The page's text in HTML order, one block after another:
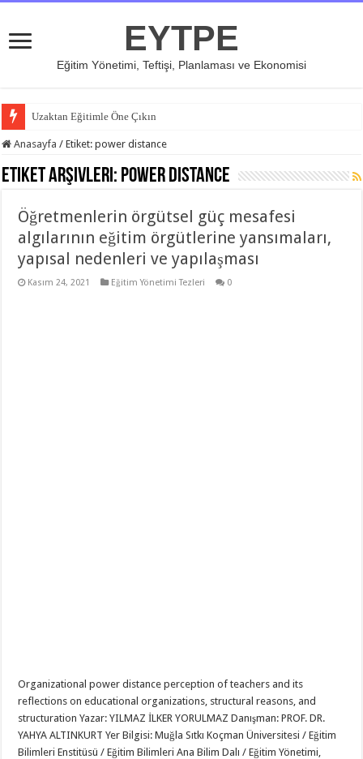
EYTPE
Eğitim Yönetimi, Teftişi, Planlaması ve Ekonomisi
Uzaktan Eğitimle Öne Çıkın
Anasayfa / Etiket:power distance
Etiket Arşivleri: power distance
Öğretmenlerin örgütsel güç mesafesi
algılarının eğitim örgütlerine yansımaları,
yapısal nedenleri ve yapılaşması
Kasım 24, 2021 Eğitim Yönetimi Tezleri 0
Organizational power distance perception of teachers and its
reflections on educational organizations, structural reasons, and
structuration Yazar: YILMAZ İLKER YORULMAZ Danışman: PROF. DR.
YAHYA ALTINKURT Yer Bilgisi: Muğla Sıtkı Koçman Üniversitesi / Eğitim
Bilimleri Enstitüsü / Eğitim Bilimleri Ana Bilim Dalı / Eğitim Yönetimi,